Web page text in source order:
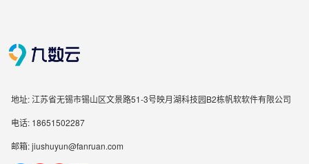
地址: 江苏省无锡市锡山区文景路51-3号映月湖科技园B2栋帆软软件有限公司
电话: 18651502287
邮箱: jiushuyun@fanruan.com